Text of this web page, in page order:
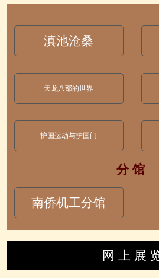
滇池沧桑
天龙八部的世界
护国运动与护国门
分 馆
南侨机工分馆
网 上 展